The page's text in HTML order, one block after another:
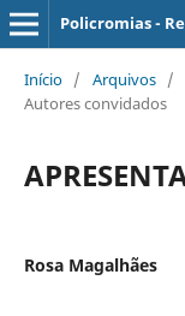
Policromias -
Início / Arquivos /
Autores convidados
Rosa Magalhães